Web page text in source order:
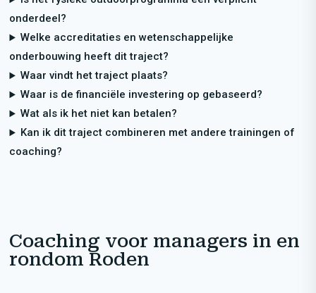
onderdeel?
Welke accreditaties en wetenschappelijke
onderbouwing heeft dit traject?
Waar vindt het traject plaats?
Waar is de financiële investering op gebaseerd?
Wat als ik het niet kan betalen?
Kan ik dit traject combineren met andere trainingen of
coaching?
Coaching voor managers in en
rondom Roden